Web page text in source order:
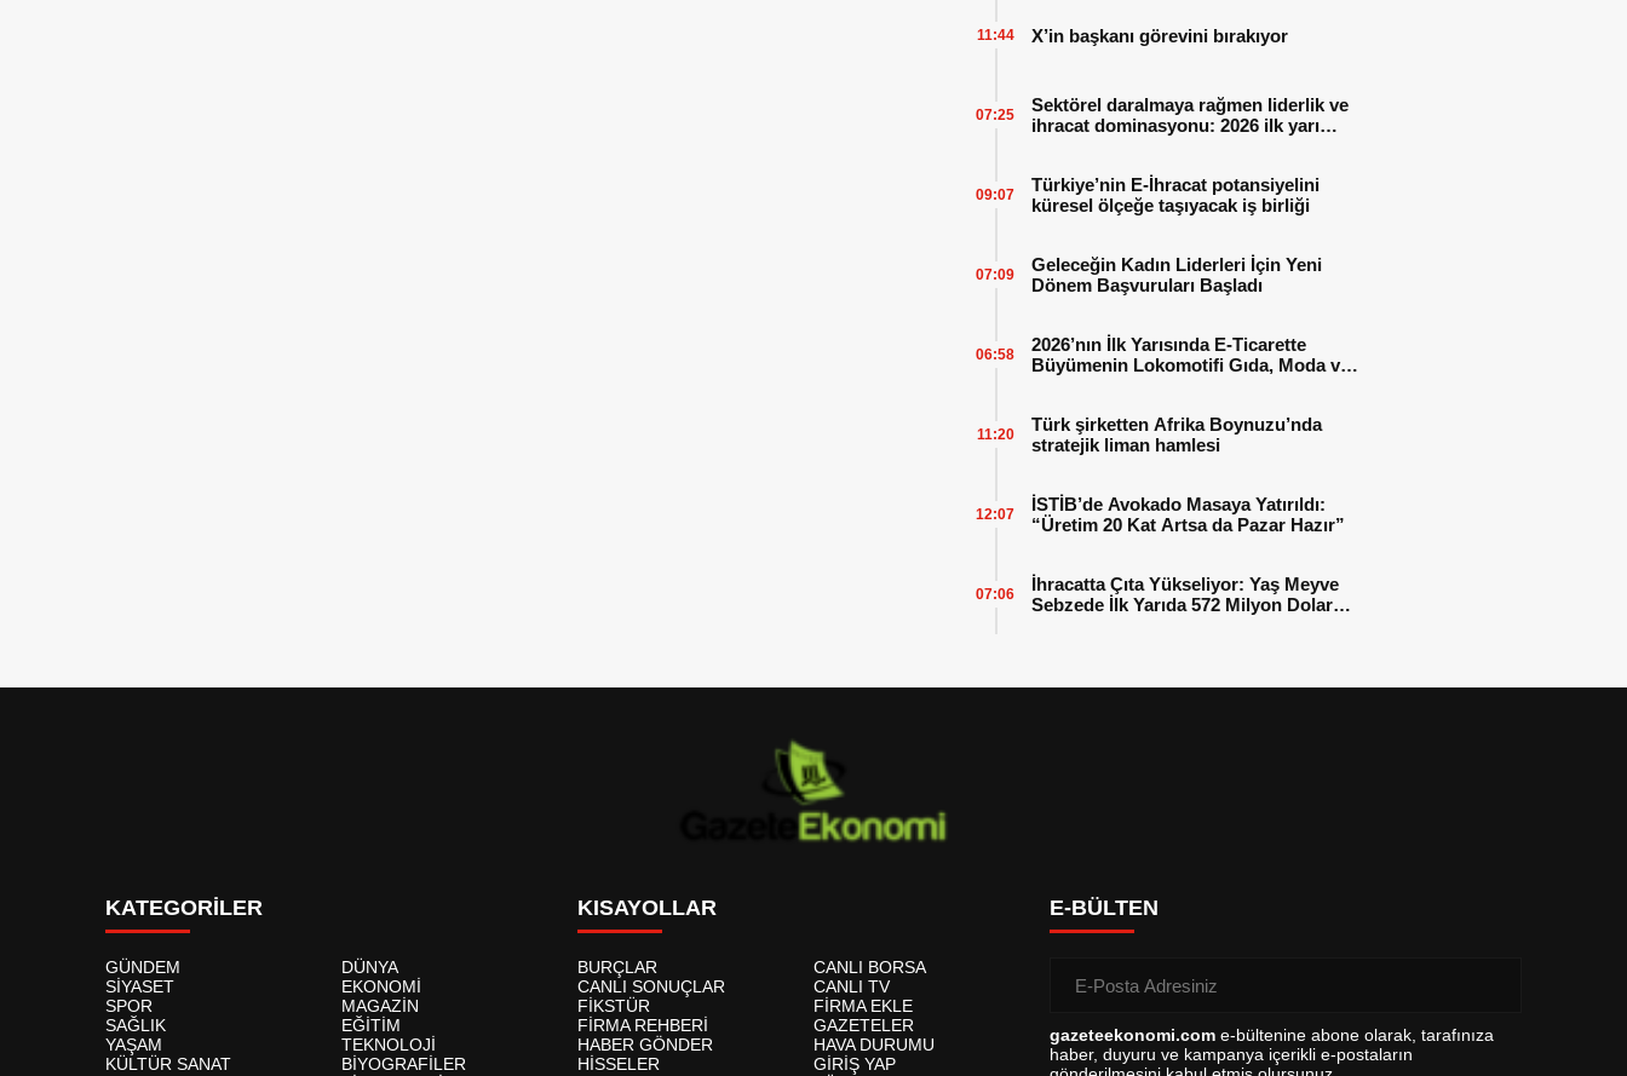
X’in başkanı görevini bırakıyor
11:44
Sektörel daralmaya rağmen liderlik ve
ihracat dominasyonu: 2026 ilk yarı
07:25
Türkiye’nin E-İhracat potansiyelini
küresel ölçeğe taşıyacak iş birliği
09:07
Geleceğin Kadın Liderleri İçin Yeni
Dönem Başvuruları Başladı
07:09
2026’nın İlk Yarısında E-Ticarette
Büyümenin Lokomotifi Gıda, Moda ve
06:58
Türk şirketten Afrika Boynuzu’nda
stratejik liman hamlesi
11:20
İSTİB’de Avokado Masaya Yatırıldı:
“Üretim 20 Kat Artsa da Pazar Hazır”
12:07
İhracatta Çıta Yükseliyor: Yaş Meyve
Sebzede İlk Yarıda 572 Milyon Dolar
07:06
KATEGORİLER
GÜNDEM
DÜNYA
SİYASET
EKONOMİ
SPOR
MAGAZİN
SAĞLIK
EĞİTİM
YAŞAM
TEKNOLOJİ
KÜLTÜR SANAT
BİYOGRAFİLER
KISAYOLLAR
BURÇLAR
CANLI BORSA
CANLI SONUÇLAR
CANLI TV
FİKSTÜR
FİRMA EKLE
FİRMA REHBERİ
GAZETELER
HABER GÖNDER
HAVA DURUMU
HİSSELER
GİRİŞ YAP
E-BÜLTEN
gazeteekonomi.com e-bültenine abone olarak, tarafınıza
haber, duyuru ve kampanya içerikli e-postaların